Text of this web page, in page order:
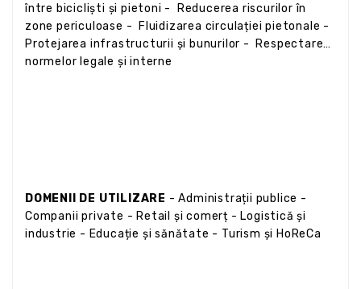
între bicicliști și pietoni - Reducerea riscurilor în
zone periculoase - Fluidizarea circulației pietonale -
Protejarea infrastructurii și bunurilor - Respectarea
normelor legale și interne
DOMENII DE UTILIZARE - Administrații publice -
Companii private - Retail și comerț - Logistică și
industrie - Educație și sănătate - Turism și HoReCa